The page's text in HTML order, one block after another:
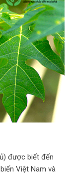
được biết đến
Việt Nam và